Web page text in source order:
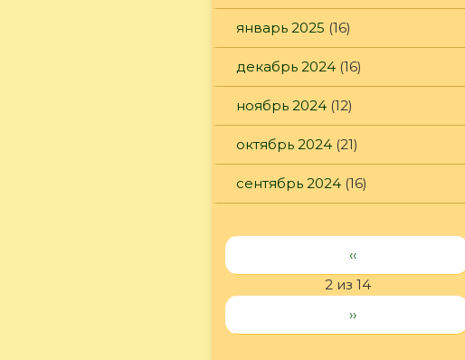
январь 2025 (16)
декабрь 2024 (16)
ноябрь 2024 (12)
октябрь 2024 (21)
сентябрь 2024 (16)
‹‹
2 из 14
››